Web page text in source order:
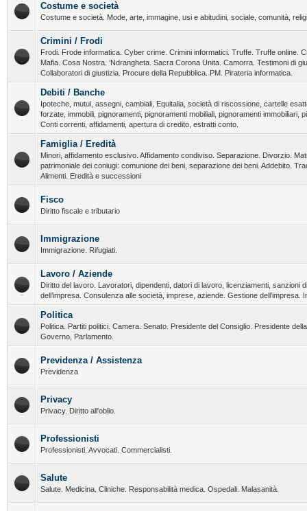
Costume e società
Costume e società. Mode, arte, immagine, usi e abitudini, sociale, comunità,
Crimini / Frodi
Frodi. Frode informatica. Cyber crime. Crimini informatici. Truffe. Truffe online.
Mafia. Cosa Nostra. ‘Ndrangheta. Sacra Corona Unita. Camorra. Testimoni di
Collaboratori di giustizia. Procure della Repubblica. PM. Pirateria informatica.
Debiti / Banche
Ipoteche, mutui, assegni, cambiali, Equitalia, società di riscossione, cartelle
forzate, immobili, pignoramenti, pignoramenti mobiliali, pignoramenti immobiliari,
Conti correnti, affidamenti, apertura di credito, estratti conto.
Famiglia / Eredità
Minori, affidamento esclusivo. Affidamento condiviso. Separazione. Divorzio.
patrimoniale dei coniugi: comunione dei beni, separazione dei beni. Addebito.
Alimenti. Eredità e successioni
Fisco
Diritto fiscale e tributario
Immigrazione
Immigrazione. Rifugiati.
Lavoro / Aziende
Diritto del lavoro. Lavoratori, dipendenti, datori di lavoro, licenziamenti, sanzioni
dell’impresa. Consulenza alle società, imprese, aziende. Gestione dell’impresa.
Politica
Politica. Partiti politici. Camera. Senato. Presidente del Consiglio. Presidente
Governo, Parlamento.
Previdenza / Assistenza
Previdenza
Privacy
Privacy. Diritto all'oblio.
Professionisti
Professionisti. Avvocati. Commercialisti.
Salute
Salute. Medicina. Cliniche. Responsabilità medica. Ospedali. Malasanità.